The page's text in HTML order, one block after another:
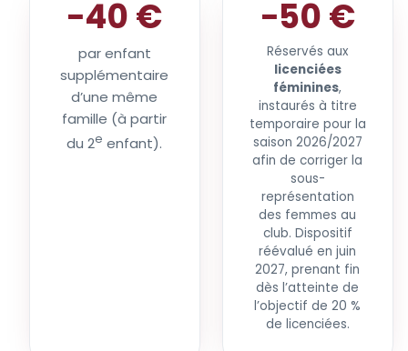
−40 €
par enfant
supplémentaire
d’une même
famille (à partir
du 2e enfant).
−50 €
Réservés aux
licenciées
féminines,
instaurés à titre
temporaire pour la
saison 2026/2027
afin de corriger la
sous-
représentation
des femmes au
club. Dispositif
réévalué en juin
2027, prenant fin
dès l’atteinte de
l’objectif de 20 %
de licenciées.